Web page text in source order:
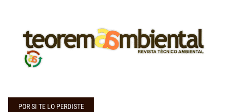
POR SI TE LO PERDISTE